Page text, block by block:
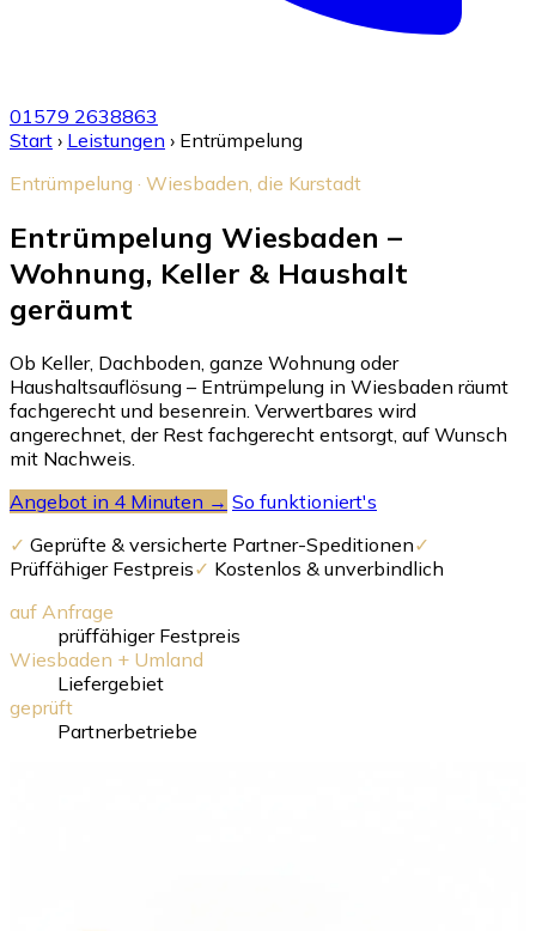
01579 2638863
Start › Leistungen › Entrümpelung
Entrümpelung · Wiesbaden, die Kurstadt
Entrümpelung Wiesbaden –
Wohnung, Keller & Haushalt
geräumt
Ob Keller, Dachboden, ganze Wohnung oder
Haushaltsauflösung – Entrümpelung in Wiesbaden räumt
fachgerecht und besenrein. Verwertbares wird
angerechnet, der Rest fachgerecht entsorgt, auf Wunsch
mit Nachweis.
Angebot in 4 Minuten → So funktioniert's
✓ Geprüfte & versicherte Partner-Speditionen✓
Prüffähiger Festpreis✓ Kostenlos & unverbindlich
auf Anfrage
prüffähiger Festpreis
Wiesbaden + Umland
Liefergebiet
geprüft
Partnerbetriebe